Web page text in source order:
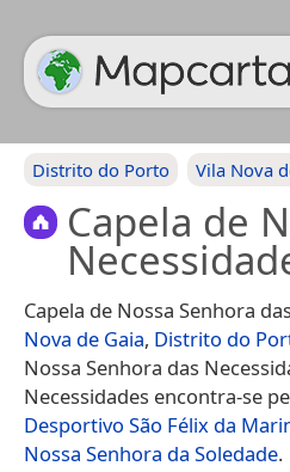
Distrito do Porto Vila Nova
Capela de
Capela de Nossa Senhora
Nova de Gaia, Distrito do
Nossa Senhora das
Necessidades encontra-se
Desportivo São Félix da
Nossa Senhora da Soledade.